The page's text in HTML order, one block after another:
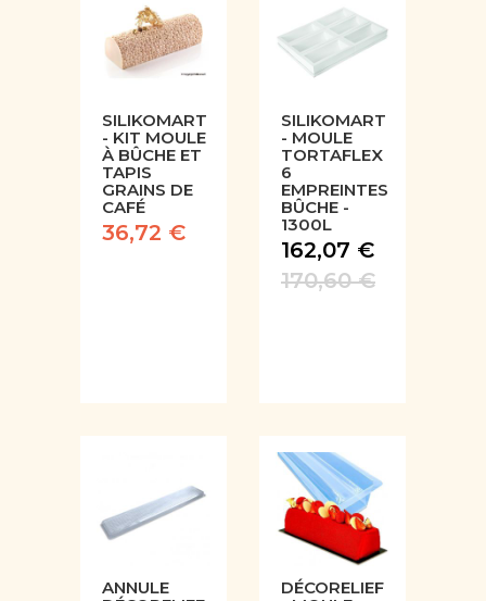
SILIKOMART
- KIT MOULE
À BÛCHE ET
TAPIS
GRAINS DE
CAFÉ
36,72 €
SILIKOMART
- MOULE
TORTAFLEX
6
EMPREINTES
BÛCHE -
1300L
162,07 €
170,60 €
ANNULE
DÉCORELIEF